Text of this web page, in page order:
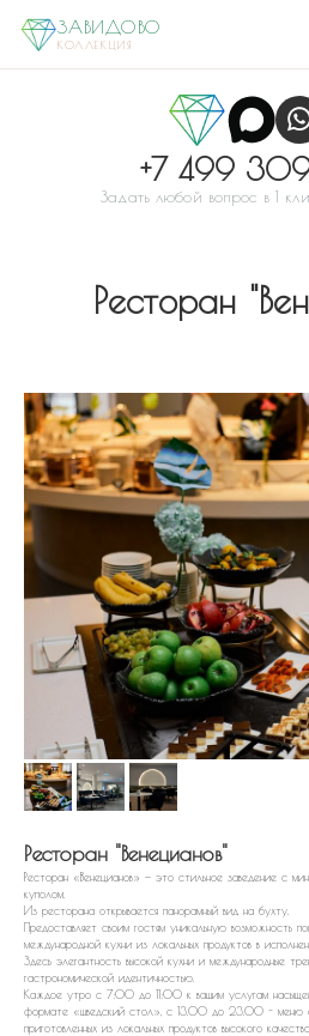
+7 499
Задать любой вопрос в 1
Ресторан
Ресторан "Венецианов"
Ресторан «Венецианов» — это стильное заведение с
куполом.
Из ресторана открывается панорамный вид на бухту.
Предоставляет своим гостям уникальную возможность
международной кухни из локальных продуктов в
Здесь элегантность высокой кухни и международные
гастрономической идентичностью.
Каждое утро с 7:00 до 11:00 к вашим услугам
формате «шведский стол», с 13.00 до 23.00 - меню
приготовленных из локальных продуктов высокого качества.
ЗАВИДОВО
КОЛЛЕКЦИЯ